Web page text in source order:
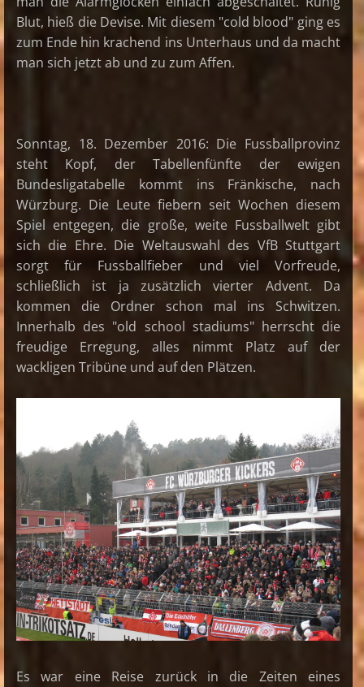
Blut, hieß die Devise. Mit diesem "cold blood" ging es
zum Ende hin krachend ins Unterhaus und da macht
man sich jetzt ab und zu zum Affen.
Sonntag, 18. Dezember 2016: Die Fussballprovinz
steht Kopf, der Tabellenfünfte der ewigen
Bundesligatabelle kommt ins Fränkische, nach
Würzburg. Die Leute fiebern seit Wochen diesem
Spiel entgegen, die große, weite Fussballwelt gibt
sich die Ehre. Die Weltauswahl des VfB Stuttgart
sorgt für Fussballfieber und viel Vorfreude,
schließlich ist ja zusätzlich vierter Advent. Da
kommen die Ordner schon mal ins Schwitzen.
Innerhalb des "old school stadiums" herrscht die
freudige Erregung, alles nimmt Platz auf der
wackligen Tribüne und auf den Plätzen.
Es war eine Reise zurück in die Zeiten eines